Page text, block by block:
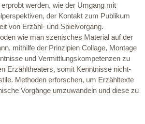
werden, wie der Umgang mit
der Kontakt zum Publikum
von Erzähl- und Spielvorgang.
wie man szenisches Material auf der
mithilfe der Prinzipien Collage, Montage
und Vermittlungskompetenzen zu
Erzähltheaters, somit Kenntnisse nicht-
Methoden erforschen, um Erzähltexte
Vorgänge umzuwandeln und diese zu